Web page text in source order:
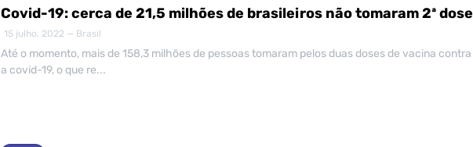
Covid-19: cerca de 21,5 milhões de brasileiros não tomaram 2ª dose
15 julho, 2022 — Brasil
Até o momento, mais de 158,3 milhões de pessoas tomaram pelos duas doses de vacina contra
a covid-19, o que re...